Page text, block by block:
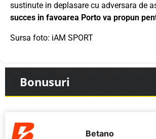
sustinute in deplasare cu adversara de
succes in favoarea Porto va propun
Sursa foto: iAM SPORT
Bonusuri
Betano